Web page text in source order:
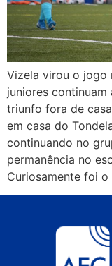
Vizela virou o jogo
juniores continuam
triunfo fora de
em casa do
continuando no
permanência no
Curiosamente foi